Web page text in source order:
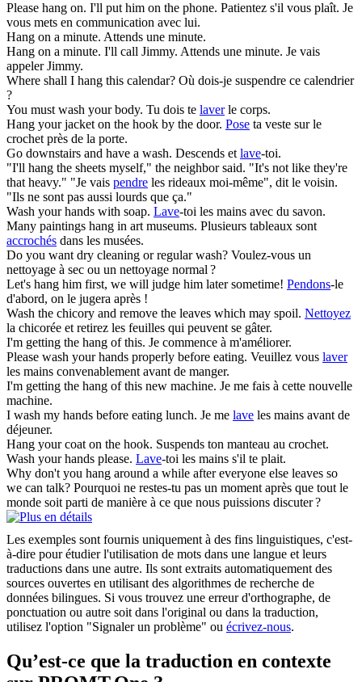
Please hang on. I'll put him on the phone. Patientez s'il vous plaît. Je
vous mets en communication avec lui.
Hang on a minute. Attends une minute.
Hang on a minute. I'll call Jimmy. Attends une minute. Je vais
appeler Jimmy.
Where shall I hang this calendar? Où dois-je suspendre ce calendrier
?
You mustwash your body. Tu dois te laverle corps.
Hang your jacket on the hook by the door. Pose ta veste sur le
crochet près de la porte.
Go downstairs and have a wash. Descends etlave-toi.
"I'll hang the sheets myself," the neighbor said. "It's not like they're
that heavy." "Je vais pendre les rideaux moi-même", dit le voisin.
"Ils ne sont pas aussi lourds que ça."
Wash your hands with soap. Lave-toi les mains avec du savon.
Many paintings hang in art museums. Plusieurs tableaux sont
accrochés dans les musées.
Do you want dry cleaning or regularwash? Voulez-vous un
nettoyage à sec ou un nettoyage normal ?
Let's hang him first, we will judge him later sometime! Pendons-le
d'abord, on le jugera après !
Wash the chicory and remove the leaves which may spoil. Nettoyez
la chicorée et retirez les feuilles qui peuvent se gâter.
I'm getting the hang of this. Je commence à m'améliorer.
Please wash your hands properly before eating. Veuillez vous laver
les mains convenablement avant de manger.
I'm getting the hang of this new machine. Je me fais à cette nouvelle
machine.
I wash my hands before eating lunch. Je me lave les mains avant de
déjeuner.
Hang your coat on the hook. Suspends ton manteau au crochet.
Wash your hands please. Lave-toi les mains s'il te plait.
Why don't you hang around a while after everyone else leaves so
we can talk? Pourquoi ne restes-tu pas un moment après que tout le
monde soit parti de manière à ce que nous puissions discuter ?
Les exemples sont fournis uniquement à des fins linguistiques, c'est-
à-dire pour étudier l'utilisation de mots dans une langue et leurs
traductions dans une autre. Ils sont extraits automatiquement des
sources ouvertes en utilisant des algorithmes de recherche de
données bilingues. Si vous trouvez une erreur d'orthographe, de
ponctuation ou autre soit dans l'original ou dans la traduction,
utilisez l'option "Signaler un problème" ou écrivez-nous.
Qu’est-ce que la traduction en contexte